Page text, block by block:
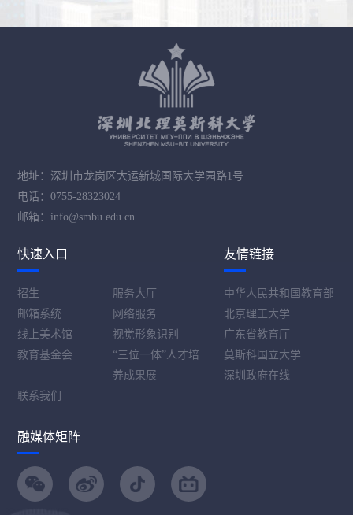
地址：深圳市龙岗区大运新城国际大学园路1号
电话：0755-28323024
邮箱：info@smbu.edu.cn
快速入口
招生
服务大厅
邮箱系统
网络服务
线上美术馆
视觉形象识别
教育基金会
“三位一体”人才培
养成果展
联系我们
友情链接
中华人民共和国教育部
北京理工大学
广东省教育厅
莫斯科国立大学
深圳政府在线
融媒体矩阵